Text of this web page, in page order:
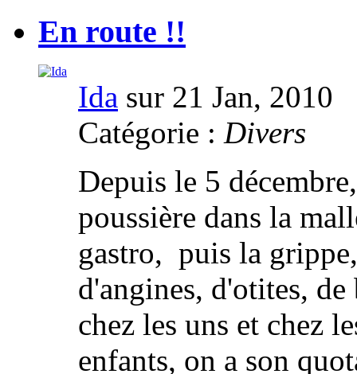
En route !!
Ida sur 21 Jan, 2010
Catégorie : Divers
Depuis le 5
poussière dans la
gastro, puis la
d'angines, d'otites, de
chez les uns et chez
enfants, on a son